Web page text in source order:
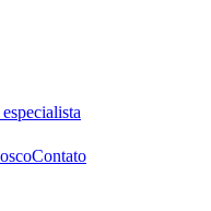
Contato